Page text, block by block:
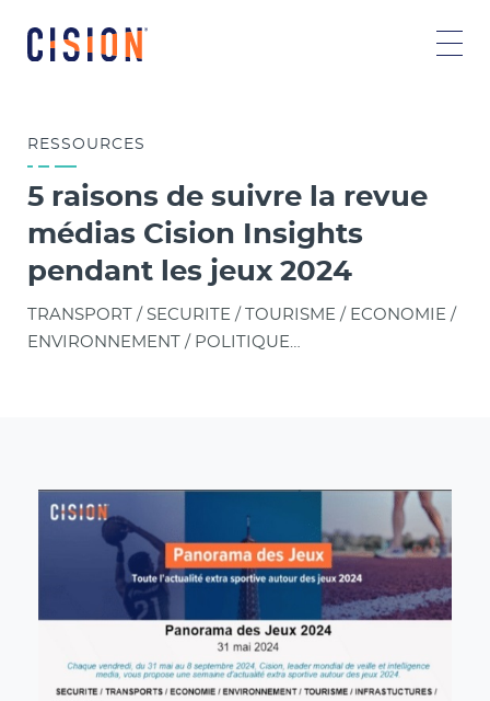
RESSOURCES
5 raisons de suivre la revue
médias Cision Insights
pendant les jeux 2024
TRANSPORT / SECURITE / TOURISME / ECONOMIE /
ENVIRONNEMENT / POLITIQUE…